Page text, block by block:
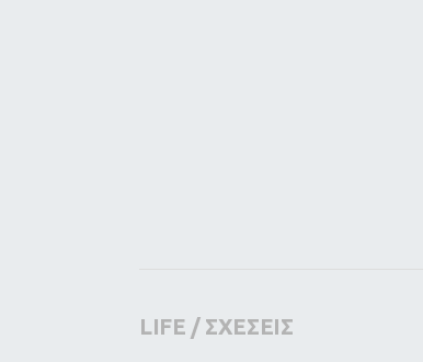
Pop Culture
LIFE / ΣΧΕΣΕΙΣ